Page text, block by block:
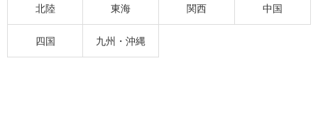
北陸 東海 関西 中国
四国 九州・沖縄